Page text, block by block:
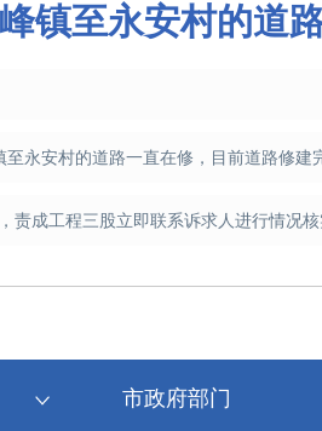
镇至永安村的道
永安村的道路一直在修，目前道路修建
成工程三股立即联系诉求人进行情况
市政府部门